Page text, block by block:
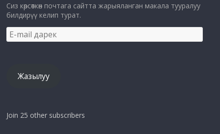
Сиз көрсөткөн почтага сайтта жарыяланган макала тууралуу
билдирүү келип турат.
E-
mail
Жазылуу
Join 25 other subscribers